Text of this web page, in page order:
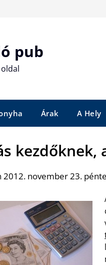
pub
Árak A Hely
kezdőknek,
2012. november 23.